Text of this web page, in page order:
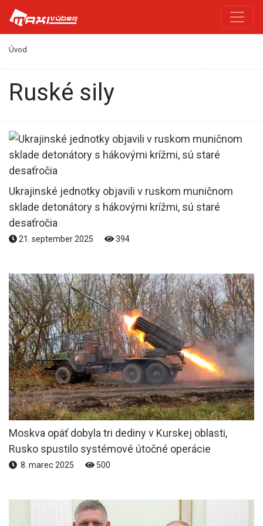
Úvod
ruské sily
Ukrajinské jednotky objavili v ruskom muničnom
sklade detonátory s hákovými krížmi, sú staré
desaťročia
21. september 2025 394
Moskva opäť dobyla tri dediny v Kurskej oblasti,
Rusko spustilo systémové útočné operácie
8. marec 2025 500